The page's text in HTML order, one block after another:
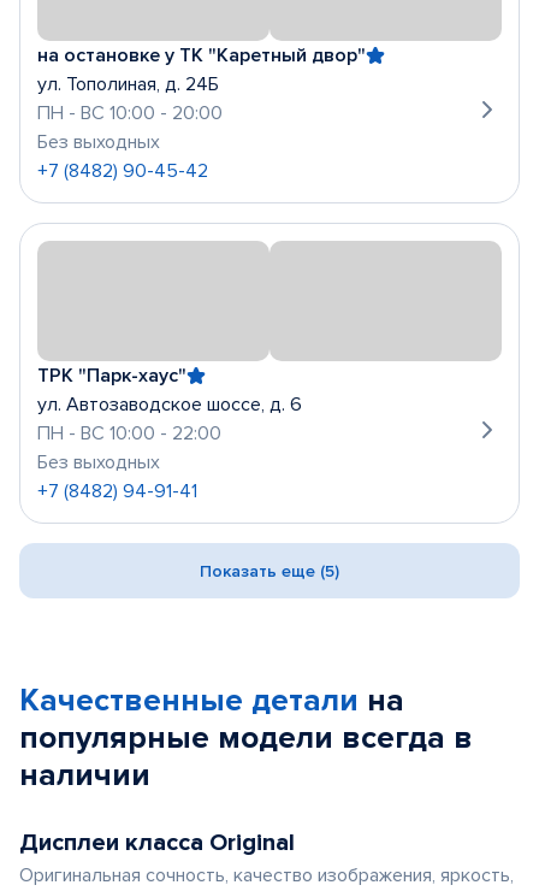
на остановке у ТК "Каретный двор"
ул. Тополиная, д. 24Б
ПН - ВС 10:00 - 20:00
Без выходных
+7 (8482) 90-45-42
ТРК "Парк-хаус"
ул. Автозаводское шоссе, д. 6
ПН - ВС 10:00 - 22:00
Без выходных
+7 (8482) 94-91-41
Показать еще (5)
Качественные детали на
популярные модели всегда в
наличии
Дисплеи класса Original
Оригинальная сочность, качество изображения, яркость,